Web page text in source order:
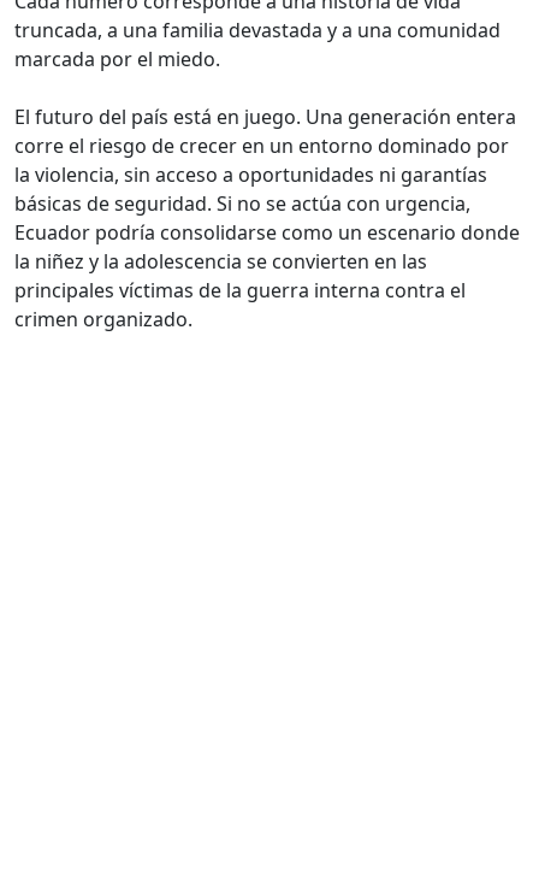
truncada, a una familia devastada y a una comunidad
marcada por el miedo.
El futuro del país está en juego. Una generación entera
corre el riesgo de crecer en un entorno dominado por
la violencia, sin acceso a oportunidades ni garantías
básicas de seguridad. Si no se actúa con urgencia,
Ecuador podría consolidarse como un escenario donde
la niñez y la adolescencia se convierten en las
principales víctimas de la guerra interna contra el
crimen organizado.